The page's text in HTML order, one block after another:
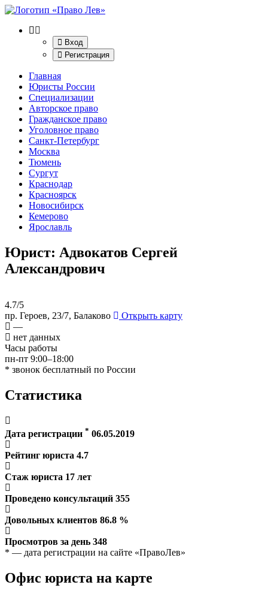
Вход
Регистрация
Главная
Юристы России
Специализации
Авторское право
Гражданское право
Уголовное право
Санкт-Петербург
Москва
Тюмень
Сургут
Краснодар
Красноярск
Новосибирск
Кемерово
Ярославль
Юрист: Адвокатов Сергей
Александрович
4.7/5
пр. Героев, 23/7, Балаково
Открыть карту
—
нет данных
Часы работы
пн-пт 9:00–18:00
* звонок бесплатный по России
Статистика
Дата регистрации * 06.05.2019
Рейтинг юриста 4.7
Стаж юриста 17 лет
Проведено консультаций 355
Довольных клиентов 86.8 %
Просмотров за день 348
* — дата регистрации на сайте «ПравоЛев»
Офис юриста на карте